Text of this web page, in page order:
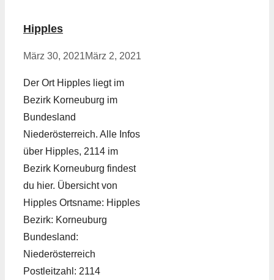
Hipples
März 30, 2021März 2, 2021
Der Ort Hipples liegt im
Bezirk Korneuburg im
Bundesland
Niederösterreich. Alle Infos
über Hipples, 2114 im
Bezirk Korneuburg findest
du hier. Übersicht von
Hipples Ortsname: Hipples
Bezirk: Korneuburg
Bundesland:
Niederösterreich
Postleitzahl: 2114